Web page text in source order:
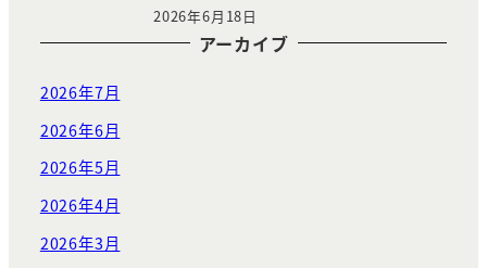
2026年6月18日
アーカイブ
2026年7月
2026年6月
2026年5月
2026年4月
2026年3月